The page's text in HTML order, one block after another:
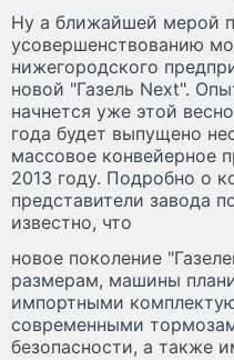
Ну а ближайшей мерой
усовершенствованию
нижегородского
новой "Газель Next".
начнется уже этой
года будет выпущено
массовое конвейерное
2013 году. Подробно о
представители завода
известно, что
новое поколение
размерам, машины
импортными
современными
безопасности, а также